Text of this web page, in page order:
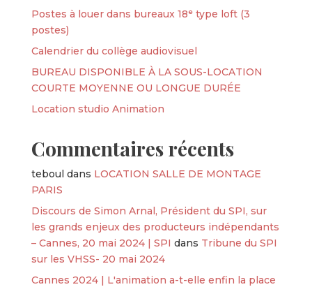
Postes à louer dans bureaux 18ᵉ type loft (3
postes)
Calendrier du collège audiovisuel
BUREAU DISPONIBLE À LA SOUS-LOCATION
COURTE MOYENNE OU LONGUE DURÉE
Location studio Animation
Commentaires récents
teboul dans LOCATION SALLE DE MONTAGE
PARIS
Discours de Simon Arnal, Président du SPI, sur
les grands enjeux des producteurs indépendants
– Cannes, 20 mai 2024 | SPI dans Tribune du SPI
sur les VHSS- 20 mai 2024
Cannes 2024 | L'animation a-t-elle enfin la place